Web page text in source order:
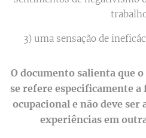
3) uma sensação de
O documento salienta que
se refere especificamente
ocupacional e não deve ser
experiências em